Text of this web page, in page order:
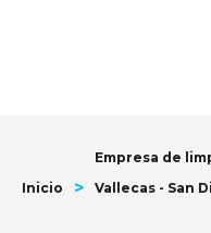
Inicio >
Empresa de
Vallecas - San